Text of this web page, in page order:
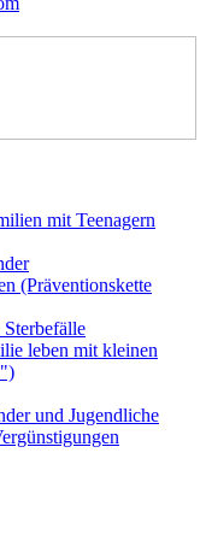
mit Teenagern
(Präventionskette
leben mit kleinen
und Jugendliche